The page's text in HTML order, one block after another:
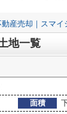
産売却｜スマイ
地一覧
面積